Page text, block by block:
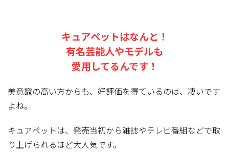
キュアペットはなんと！
有名芸能人やモデルも
愛用してるんです！
美意識の高い方からも、好評価を得ているのは、凄いです
よね。
キュアペットは、発売当初から雑誌やテレビ番組などで取
り上げられるほど大人気です。